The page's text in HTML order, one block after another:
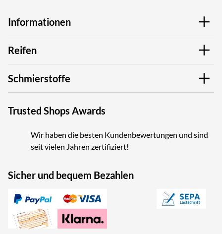
Informationen
Reifen
Schmierstoffe
Trusted Shops Awards
Wir haben die besten Kundenbewertungen und sind
seit vielen Jahren zertifiziert!
Sicher und bequem Bezahlen